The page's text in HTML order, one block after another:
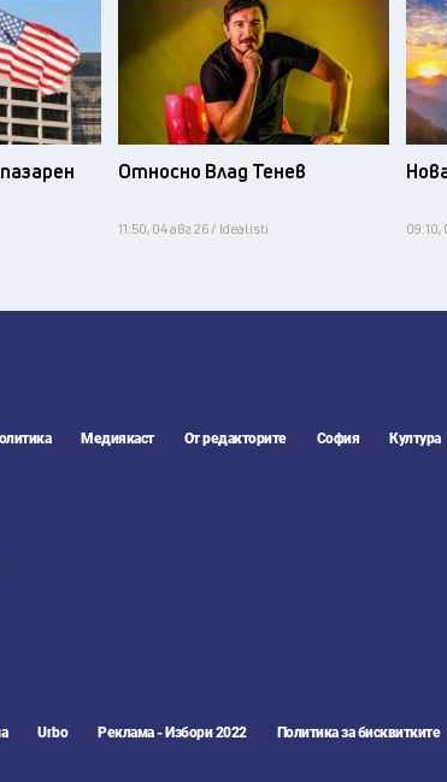
Относно Влад Тенев
11:50, 04 авг 26 / Idealisti 09:10,
Медиякаст От редакторите София Култура
Urbo Реклама - Избори 2022 Политика за бисквитките